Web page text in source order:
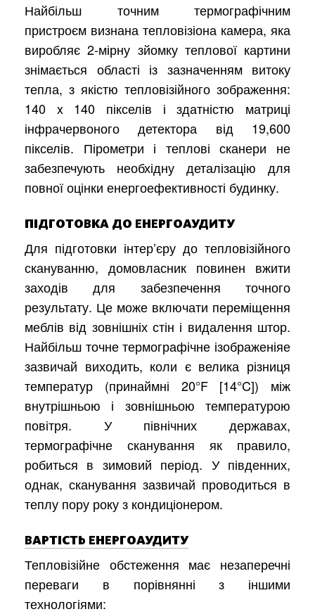
Найбільш точним термографічним
пристроєм визнана тепловізіона камера, яка
виробляє 2-мірну зйомку теплової картини
знімається області із зазначенням витоку
тепла, з якістю тепловізійного зображення:
140 x 140 пікселів і здатністю матриці
інфрачервоного детектора від 19,600
пікселів. Пірометри і теплові сканери не
забезпечують необхідну деталізацію для
повної оцінки енергоефективності будинку.
ПІДГОТОВКА ДО ЕНЕРГОАУДИТУ
Для підготовки інтер’єру до тепловізійного
скануванню, домовласник повинен вжити
заходів для забезпечення точного
результату. Це може включати переміщення
меблів від зовнішніх стін і видалення штор.
Найбільш точне термографічне ізображеніяе
зазвичай виходить, коли є велика різниця
температур (принаймні 20°F [14°C]) між
внутрішньою і зовнішньою температурою
повітря. У північних державах,
термографічне сканування як правило,
робиться в зимовий період. У південних,
однак, сканування зазвичай проводиться в
теплу пору року з кондиціонером.
ВАРТІСТЬ ЕНЕРГОАУДИТУ
Тепловізійне обстеження має незаперечні
переваги в порівнянні з іншими
технологіями: